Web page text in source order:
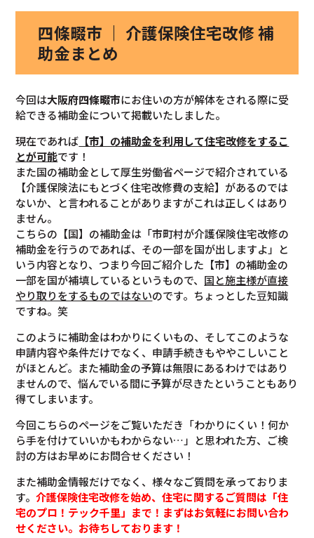
四條畷市 ｜ 介護保険住宅改修 補
助金まとめ
今回は大阪府四條畷市にお住いの方が解体をされる際に受
給できる補助金について掲載いたしました。
現在であれば 【市】の補助金を利用して住宅改修をするこ
とが可能です！
また国の補助金として厚生労働省ページで紹介されている
【介護保険法にもとづく住宅改修費の支給】があるのでは
ないか、と言われることがありますがこれは正しくはあり
ません。
こちらの【国】の補助金は「市町村が介護保険住宅改修の
補助金を行うのであれば、その一部を国が出しますよ」と
いう内容となり、つまり今回ご紹介した【市】の補助金の
一部を国が補填しているというもので、 国と施主様が直接
やり取りをするものではないのです。ちょっとした豆知識
ですね。笑
このように補助金はわかりにくいもの、そしてこのような
申請内容や条件だけでなく、申請手続きもややこしいこと
がほとんど。また補助金の予算は無限にあるわけではあり
ませんので、悩んでいる間に予算が尽きたということもあり
得てしまいます。
今回こちらのページをご覧いただき「わかりにくい！何か
ら手を付けていいかもわからない…」と思われた方、ご検
討の方はお早めにお問合せください！
また補助金情報だけでなく、様々なご質問を承っておりま
す。介護保険住宅改修を始め、住宅に関するご質問は「住
宅のプロ！テック千里」まで！まずはお気軽にお問い合わ
せください。お待ちしております！